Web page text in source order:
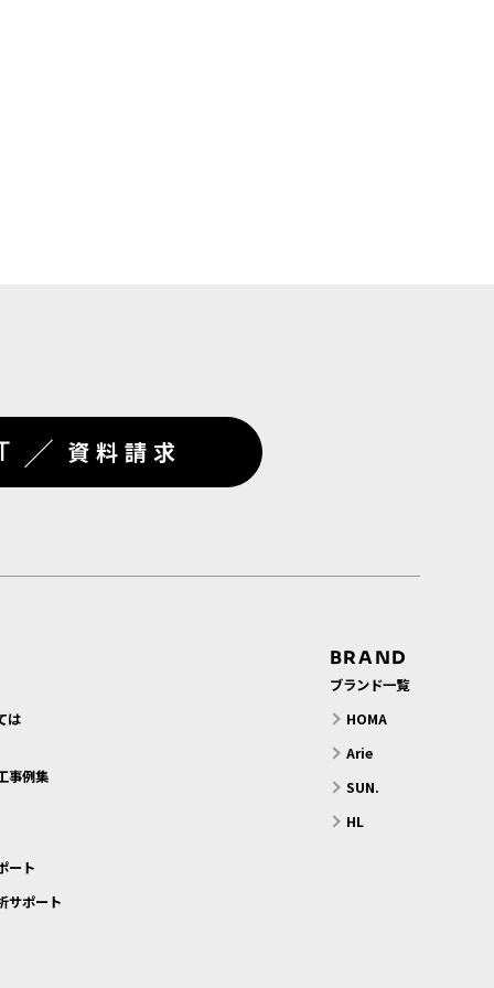
／ 資料請求
は
事例集
ート
サポート
BRAND
ブランド一覧
HOMA
Arie
SUN.
HL